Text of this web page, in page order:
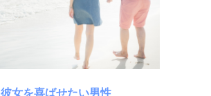
彼女を喜ばせたい男性